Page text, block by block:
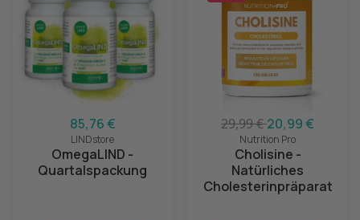
85,76 €
LINDstore
OmegaLIND -
Quartalspackung
29,99 €20,99 €
Nutrition Pro
Cholisine -
Natürliches
Cholesterinpräparat